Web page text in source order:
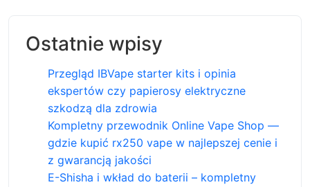
Ostatnie wpisy
Przegląd IBVape starter kits i opinia
ekspertów czy papierosy elektryczne
szkodzą dla zdrowia
Kompletny przewodnik Online Vape Shop —
gdzie kupić rx250 vape w najlepszej cenie i
z gwarancją jakości
E-Shisha i wkład do baterii – kompletny